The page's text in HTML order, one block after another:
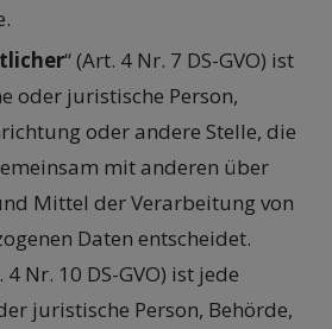
“ (Art. 4 Nr. 7 DS-GVO) ist
oder juristische Person,
oder andere Stelle, die
mit anderen über
Mittel der Verarbeitung von
Daten entscheidet.
4 Nr. 10 DS-GVO) ist jede
juristische Person, Behörde,